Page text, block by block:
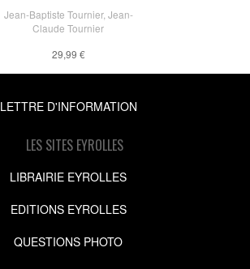
Jean-Baptiste Tournier, Jean-
Claude Tournier
29,99 €
LETTRE D'INFORMATION
LES SITES EYROLLES
LIBRAIRIE EYROLLES
EDITIONS EYROLLES
QUESTIONS PHOTO